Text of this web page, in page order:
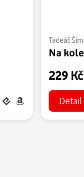
Tadeáš
Na
229
Detail